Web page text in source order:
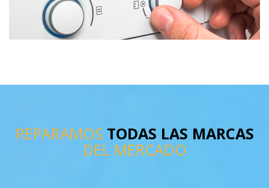
REPARAMOS TODAS LAS MARCAS
DEL MERCADO